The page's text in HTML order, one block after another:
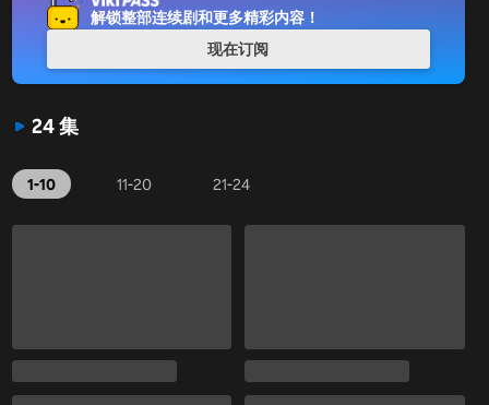
24 集
1-10 11-20 21-24
解锁整部连续剧和更多精彩内容！
现在订阅